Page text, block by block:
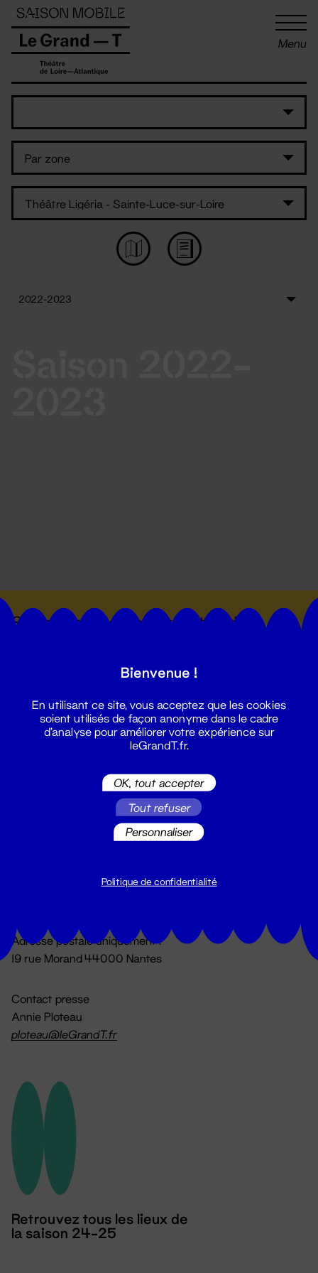
Menu
Suivez toutes les actualités du
Du lundi au vendredi 14h → 18h
Adresse postale uniquement :
19 rue Morand 44000 Nantes
Contact presse
Annie Ploteau
ploteau@leGrandT.fr
Retrouvez tous les lieux de
la saison 24-25
Panneau de gestion des cookies
Bienvenue !
En utilisant ce site, vous acceptez que les cookies
soient utilisés de façon anonyme dans le cadre
d'analyse pour améliorer votre expérience sur
leGrandT.fr.
OK, tout accepter
Tout refuser
Personnaliser
Politique de confidentialité